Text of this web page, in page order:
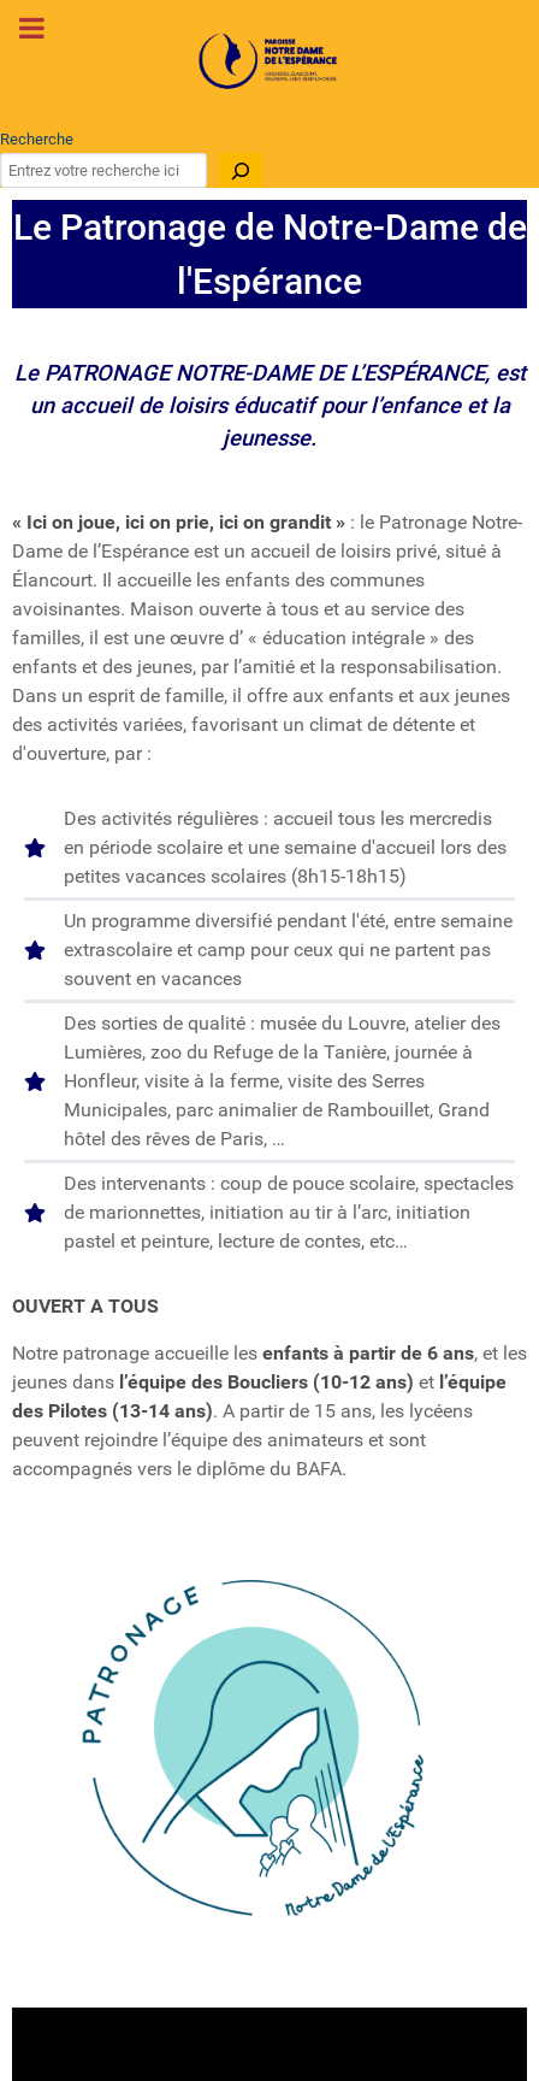
Recherche
Le Patronage de Notre-Dame de
l'Espérance
Le PATRONAGE NOTRE-DAME DE L’ESPÉRANCE, est
un accueil de loisirs éducatif pour l’enfance et la
jeunesse.
« Ici on joue, ici on prie, ici on grandit » : le Patronage Notre-
Dame de l’Espérance est un accueil de loisirs privé, situé à
Élancourt. Il accueille les enfants des communes
avoisinantes. Maison ouverte à tous et au service des
familles, il est une œuvre d’ « éducation intégrale » des
enfants et des jeunes, par l’amitié et la responsabilisation.
Dans un esprit de famille, il offre aux enfants et aux jeunes
des activités variées, favorisant un climat de détente et
d'ouverture, par :
Des activités régulières : accueil tous les mercredis
en période scolaire et une semaine d'accueil lors des
petites vacances scolaires (8h15-18h15)
Un programme diversifié pendant l'été, entre semaine
extrascolaire et camp pour ceux qui ne partent pas
souvent en vacances
Des sorties de qualité : musée du Louvre, atelier des
Lumières, zoo du Refuge de la Tanière, journée à
Honfleur, visite à la ferme, visite des Serres
Municipales, parc animalier de Rambouillet, Grand
hôtel des rêves de Paris, …
Des intervenants : coup de pouce scolaire, spectacles
de marionnettes, initiation au tir à l’arc, initiation
pastel et peinture, lecture de contes, etc…
OUVERT A TOUS
Notre patronage accueille les enfants à partir de 6 ans, et les
jeunes dans l’équipe des Boucliers (10-12 ans) et l’équipe
des Pilotes (13-14 ans). A partir de 15 ans, les lycéens
peuvent rejoindre l’équipe des animateurs et sont
accompagnés vers le diplôme du BAFA.